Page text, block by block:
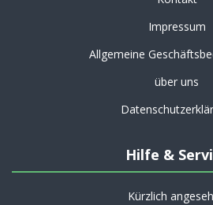
Impressum
Allgemeine
über uns
Hilfe &
Kürzlich